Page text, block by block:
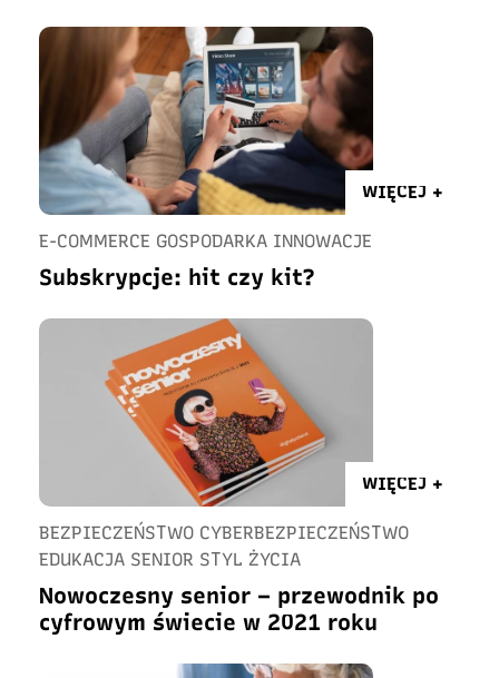
WIĘCEJ +
E-COMMERCE GOSPODARKA INNOWACJE
Subskrypcje: hit czy kit?
WIĘCEJ +
BEZPIECZEŃSTWO CYBERBEZPIECZEŃSTWO
EDUKACJA SENIOR STYL ŻYCIA
Nowoczesny senior – przewodnik po
cyfrowym świecie w 2021 roku